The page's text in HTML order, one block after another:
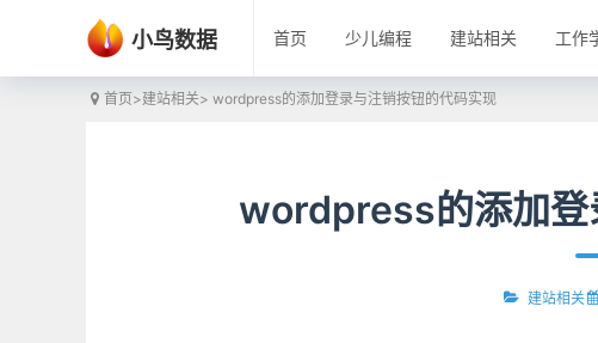
小鸟数据 首页 少儿编程 建站相关 工作
首页>建站相关> wordpress的添加登录与注销按钮的代码实现
wordpress的添加登
建站相关